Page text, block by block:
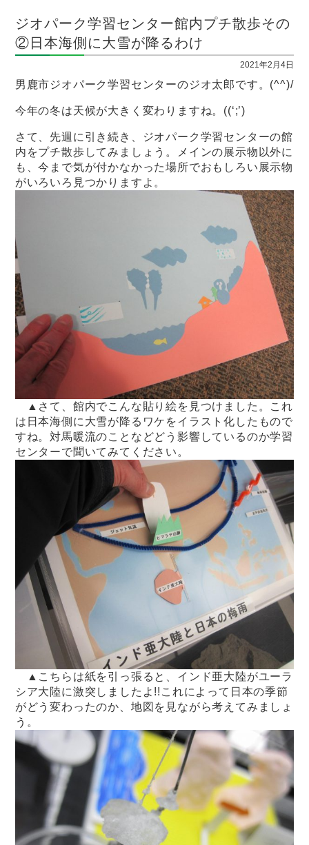
ジオパーク学習センター館内プチ散歩その
②日本海側に大雪が降るわけ
2021年2月4日
男鹿市ジオパーク学習センターのジオ太郎です。(^^)/
今年の冬は天候が大きく変わりますね。((‘;’)
さて、先週に引き続き、ジオパーク学習センターの館
内をプチ散歩してみましょう。メインの展示物以外に
も、今まで気が付かなかった場所でおもしろい展示物
がいろいろ見つかりますよ。
▲さて、館内でこんな貼り絵を見つけました。これ
は日本海側に大雪が降るワケをイラスト化したもので
すね。対馬暖流のことなどどう影響しているのか学習
センターで聞いてみてください。
▲こちらは紙を引っ張ると、インド亜大陸がユーラ
シア大陸に激突しましたよ!!これによって日本の季節
がどう変わったのか、地図を見ながら考えてみましょ
う。